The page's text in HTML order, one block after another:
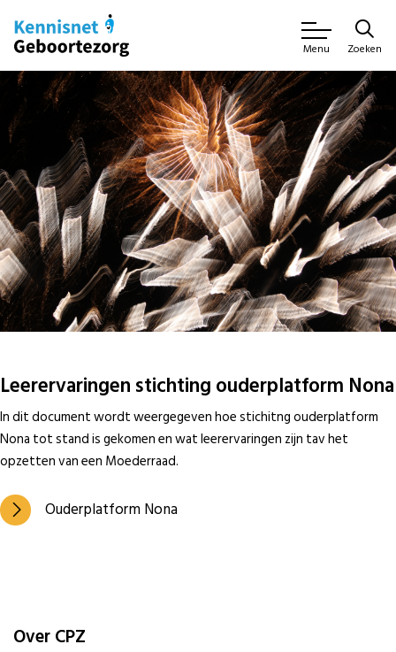
Menu Zoeken
Leerervaringen stichting ouderplatform Nona
In dit document wordt weergegeven hoe stichitng ouderplatform
Nona tot stand is gekomen en wat leerervaringen zijn tav het
opzetten van een Moederraad.
Ouderplatform Nona
Over CPZ